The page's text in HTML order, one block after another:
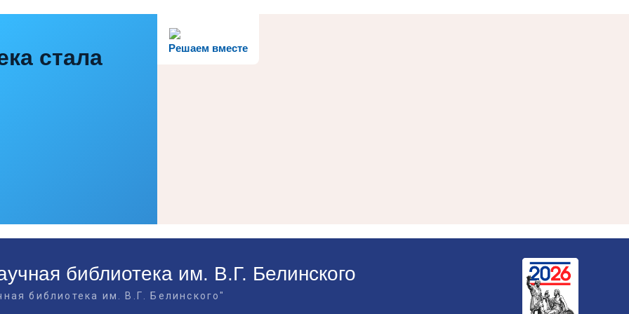
Решаем вместе
стала
библиотека им. В.Г. Белинского
библиотека им. В.Г. Белинского"